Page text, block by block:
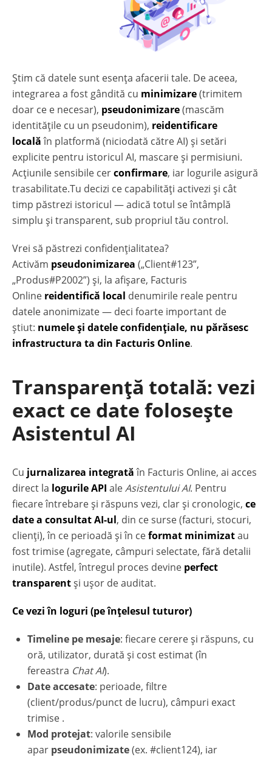
Știm că datele sunt esența afacerii tale. De aceea,
integrarea a fost gândită cu minimizare(trimitem
doar ce e necesar), pseudonimizare(mascăm
identitățile cu un pseudonim), reidentificare
localăîn platformă (niciodată către AI) și setări
explicite pentru istoricul AI, mascare și permisiuni.
Acțiunile sensibile cerconfirmare, iar logurile asigură
trasabilitate.Tu decizi ce capabilități activezi și cât
timp păstrezi istoricul — adică totul se întâmplă
simplu și transparent, sub propriul tău control.
Vrei să păstrezi confidențialitatea?
Activăm pseudonimizarea („Client#123”,
„Produs#P2002”) și, la afișare, Facturis
Online reidentifică local denumirile reale pentru
datele anonimizate — deci foarte important de
știut: numele și datele confidențiale, nu părăsesc
infrastructura ta din Facturis Online.
Transparență totală: vezi
exact ce date folosește
Asistentul AI
Cu jurnalizarea integratăîn Facturis Online, ai acces
direct la logurile API aleAsistentului AI. Pentru
fiecare întrebare și răspuns vezi, clar și cronologic,ce
date a consultat AI-ul, din ce surse (facturi, stocuri,
clienți), în ce perioadă și în ceformat minimizatau
fost trimise (agregate, câmpuri selectate, fără detalii
inutile). Astfel, întregul proces devine perfect
transparentși ușor de auditat.
Ce vezi în loguri (pe înțelesul tuturor)
Timeline pe mesaje: fiecare cerere și răspuns, cu
oră, utilizator, durată și cost estimat (în
fereastra Chat AI).
Date accesate: perioade, filtre
(client/produs/punct de lucru), câmpuri exact
trimise .
Mod protejat: valorile sensibile
apar pseudonimizate(ex.#client124), iar